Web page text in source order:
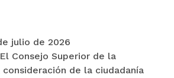
julio de 2026
Consejo Superior de la
de la ciudadanía